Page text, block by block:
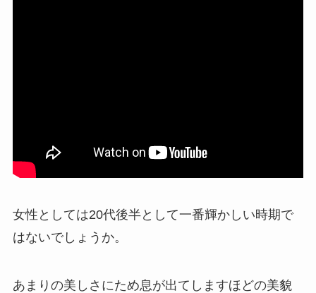
女性としては20代後半として一番輝かしい時期で
はないでしょうか。
あまりの美しさにため息が出てしますほどの美貌